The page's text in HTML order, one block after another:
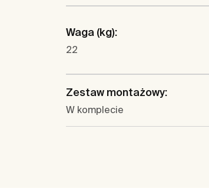
Waga (kg):
22
Zestaw montażowy:
W komplecie